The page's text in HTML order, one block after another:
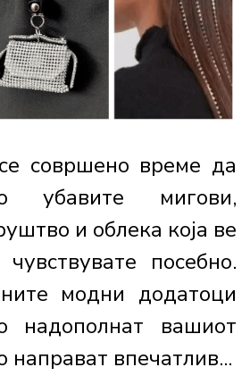
совршено време да
убавите мигови,
и облека која ве
посебно.
модни додатоци
надополнат вашиот
направат впечатлив...